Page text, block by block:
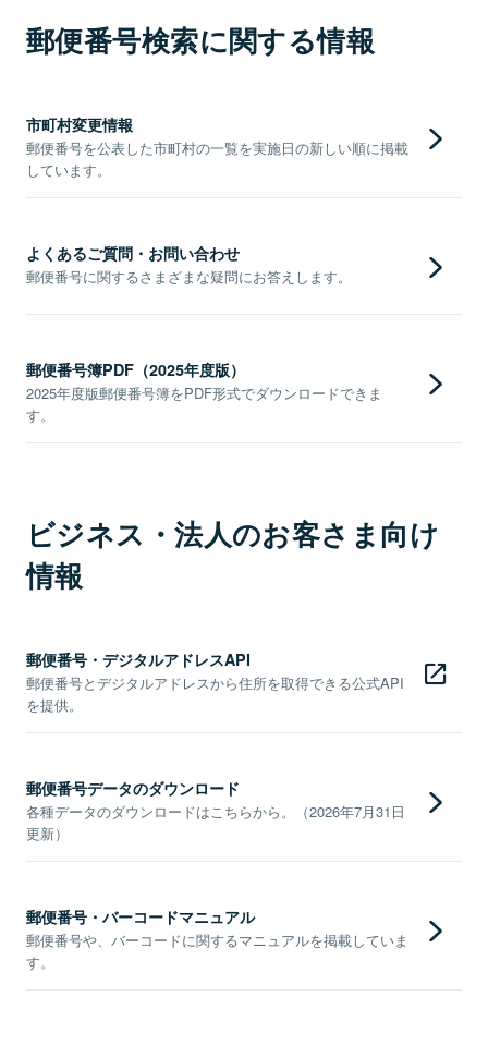
郵便番号検索に関する情報
市町村変更情報
郵便番号を公表した市町村の一覧を実施日の新しい順に掲載
しています。
よくあるご質問・お問い合わせ
郵便番号に関するさまざまな疑問にお答えします。
郵便番号簿PDF（2025年度版）
2025年度版郵便番号簿をPDF形式でダウンロードできま
す。
ビジネス・法人のお客さま向け
情報
郵便番号・デジタルアドレスAPI
郵便番号とデジタルアドレスから住所を取得できる公式API
を提供。
郵便番号データのダウンロード
各種データのダウンロードはこちらから。（2026年7月31日
更新）
郵便番号・バーコードマニュアル
郵便番号や、バーコードに関するマニュアルを掲載していま
す。